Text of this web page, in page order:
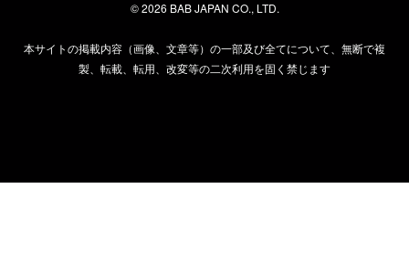
©2026 BAB JAPAN CO., LTD.
本サイトの掲載内容（画像、文章等）の一部及び全てについて、無断で複
製、転載、転用、改変等の二次利用を固く禁じます